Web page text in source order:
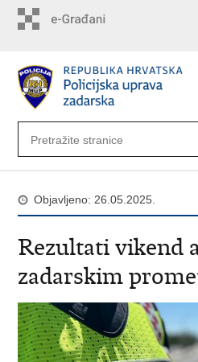
Objavljeno: 26.05.2025.
Rezultati vikend
zadarskim